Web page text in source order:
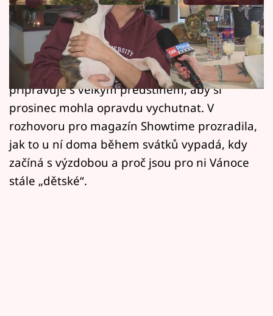
Horoskopy
Sledujte prima+
Filmový festival Karlovy Vary
Pořady
Mámy sobě
Přihlášení
Herečka Mahulena Bočanová (58) patří k
lidem, kteří si advent užívají v naprostém
klidu. Není to ale náhoda, protože Vánoce si
připravuje s velkým předstihem, aby si
prosinec mohla opravdu vychutnat. V
rozhovoru pro magazín Showtime prozradila,
jak to u ní doma během svátků vypadá, kdy
začíná s výzdobou a proč jsou pro ni Vánoce
stále „dětské“.